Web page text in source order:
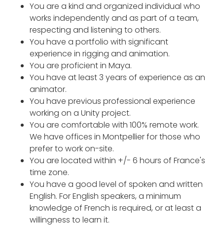
You are a kind and organized individual who
works independently and as part of a team,
respecting and listening to others.
You have a portfolio with significant
experience in rigging and animation.
You are proficient in Maya.
You have at least 3 years of experience as an
animator.
You have previous professional experience
working on a Unity project.
You are comfortable with 100% remote work.
We have offices in Montpellier for those who
prefer to work on-site.
You are located within +/- 6 hours of France's
time zone.
You have a good level of spoken and written
English. For English speakers, a minimum
knowledge of French is required, or at least a
willingness to learn it.